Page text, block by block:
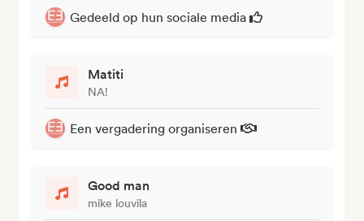
Gedeeld op hun sociale media
Matiti
NA!
Een vergadering organiseren
Good man
mike louvila